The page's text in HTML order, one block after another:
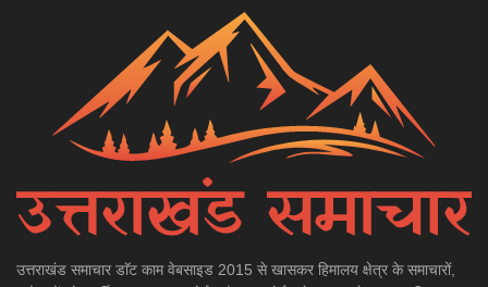
उत्तराखंड समाचार डाॅट काम वेबसाइड 2015 से खासकर हिमालय क्षेत्र के समाचारों,